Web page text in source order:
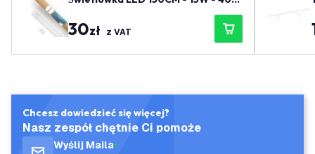
0K - 2400 Lm - Wysoka wydajność
30zł z VAT
Chcesz dowiedzieć się więcej?
Nasz zespół chętnie Ci pomoże
Wyślij Maila